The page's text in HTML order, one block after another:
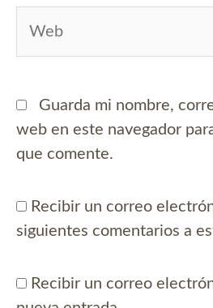
Guarda mi nombre,
web en este navegador
que comente.
Recibir un correo
siguientes comentarios a
Recibir un correo